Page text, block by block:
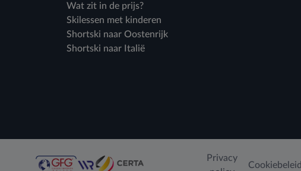
Wat zit in de prijs?
Skilessen met kinderen
Shortski naar Oostenrijk
Shortski naar Italië
Privacy
Cookiebeleid